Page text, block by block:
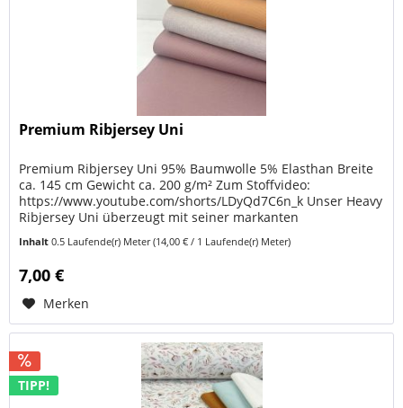
Premium Ribjersey Uni
Premium Ribjersey Uni 95% Baumwolle 5% Elasthan Breite
ca. 145 cm Gewicht ca. 200 g/m² Zum Stoffvideo:
https://www.youtube.com/shorts/LDyQd7C6n_k Unser Heavy
Ribjersey Uni überzeugt mit seiner markanten
Inhalt0.5 Laufende(r) Meter(14,00 € / 1 Laufende(r) Meter)
7,00 €
Merken
TIPP!